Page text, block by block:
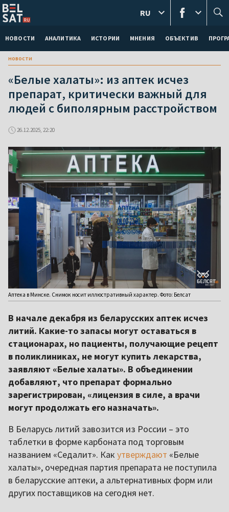
НОВОСТИ АНАЛИТИКА ИСТОРИИ МНЕНИЯ ОБЪЕКТИВ
RU
новости
«Белые халаты»: из аптек исчез
препарат, критически важный для
людей с биполярным расстройством
26.12.2025, 22:20
Аптека в Минске. Снимок носит иллюстративный характер. Фото: Белсат
В начале декабря из беларусских аптек исчез
литий. Какие-то запасы могут оставаться в
стационарах, но пациенты, получающие рецепт
в поликлиниках, не могут купить лекарства,
заявляют «Белые халаты». В объединении
добавляют, что препарат формально
зарегистрирован, «лицензия в силе, а врачи
могут продолжать его назначать».
В Беларусь литий завозится из России – это
таблетки в форме карбоната под торговым
названием «Седалит». Как утверждают «Белые
халаты», очередная партия препарата не поступила
в беларусские аптеки, а альтернативных форм или
других поставщиков на сегодня нет.